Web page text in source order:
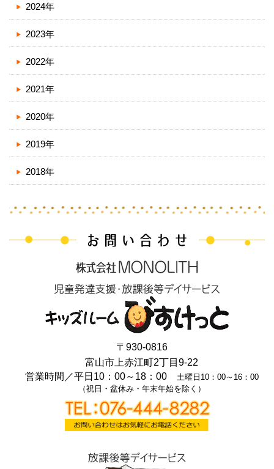
2024年
2023年
2022年
2021年
2020年
2019年
2018年
〒930-0816
富山市上赤江町2丁目9-22
営業時間／平日10：00～18：00 土曜日10：00～16：00
（祝日・盆休み・年末年始を除く）